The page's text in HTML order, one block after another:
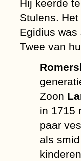
Hij keerde
Stulens.
Egidius was
Twee van
Zoon
in 1715
paar
als